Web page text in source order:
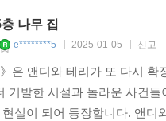
나무 집
e********5 2025-01-05 신고
》은 앤디와 테리가 또 다시
기발한 시설과 놀라운 사건
실이 되어 등장합니다. 앤